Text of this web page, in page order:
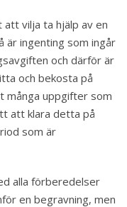
vilja ta hjälp av en
är ingenting som ingår
och därför är
och bekosta på
många uppgifter som
att klara detta på
som är
alla förberedelser
en begravning, men